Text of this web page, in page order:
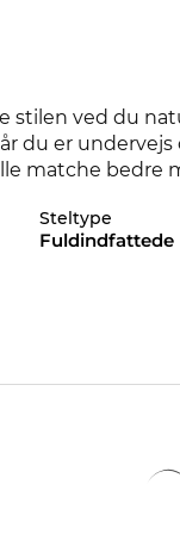
stilen ved du
du er
matche
særligt tilkvinder
på lager lige
Steltype
Fuldindfattede